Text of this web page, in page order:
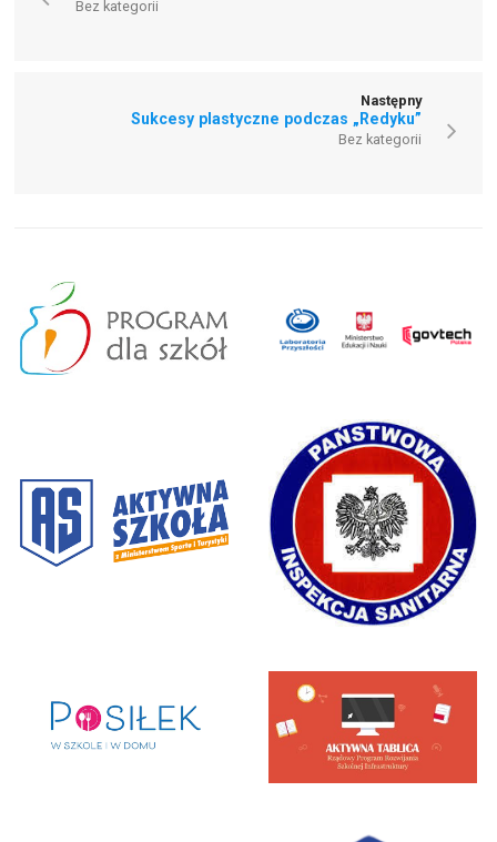
Bez kategorii
Następny
Sukcesy plastyczne podczas „Redyku”
Bez kategorii